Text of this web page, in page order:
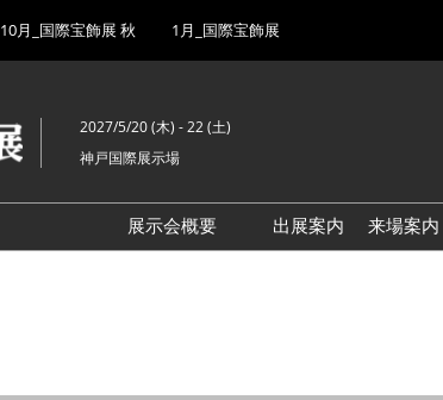
10月_国際宝飾展 秋 1月_国際宝飾展
2027/5/20 (木) - 22 (土)
神戸国際展示場
展示会概要
出展案内
来場案内